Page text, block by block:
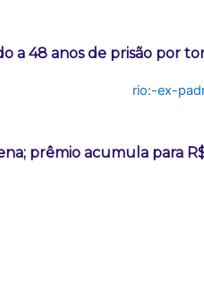
a 48 anos de prisão por
prêmio acumula para